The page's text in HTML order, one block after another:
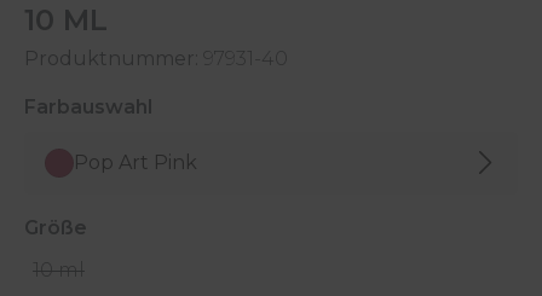
10 ML
Produktnummer: 97931-40
Farbauswahl
Pop Art Pink
Größe
10 ml